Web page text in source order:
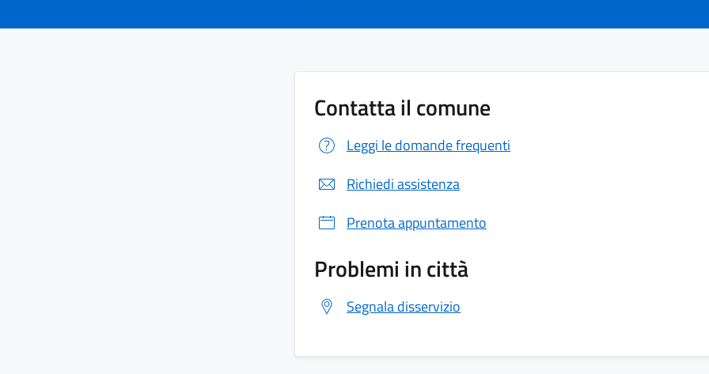
Contatta il comune
Leggi le domande frequenti
Richiedi assistenza
Prenota appuntamento
Problemi in città
Segnala disservizio